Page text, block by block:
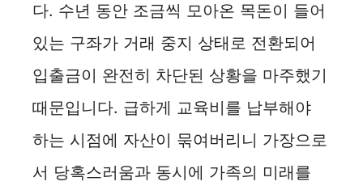
다. 수년 동안 조금씩 모아온 목돈이 들어
있는 구좌가 거래 중지 상태로 전환되어
입출금이 완전히 차단된 상황을 마주했기
때문입니다. 급하게 교육비를 납부해야
하는 시점에 자산이 묶여버리니 가장으로
서 당혹스러움과 동시에 가족의 미래를